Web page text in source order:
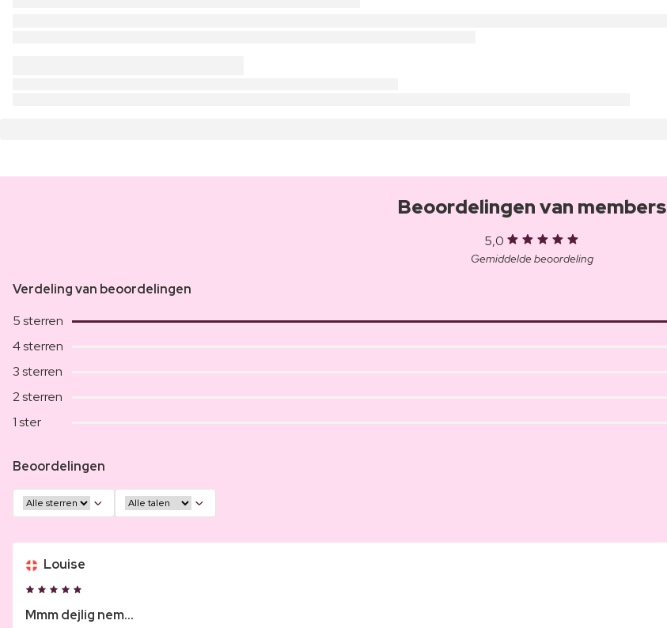
Beoordelingen van members
5,0
Gemiddelde beoordeling
Verdeling van beoordelingen
5 sterren
4 sterren
3 sterren
2 sterren
1 ster
Beoordelingen
Louise
Mmm dejlig nem...